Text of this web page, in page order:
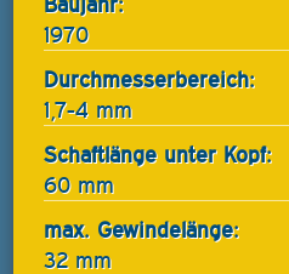
1970
Durchmesserbereich:
1,7-4 mm
Schaftlänge unter Kopf:
60 mm
max. Gewindelänge:
32 mm